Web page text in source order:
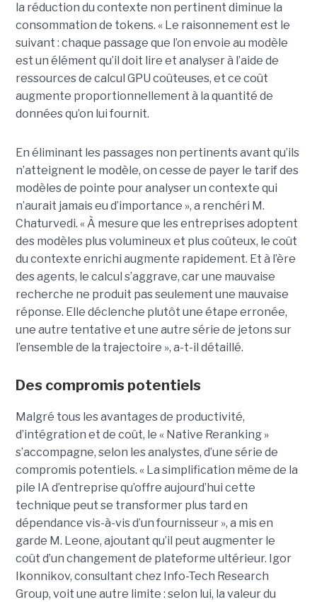
la réduction du contexte non pertinent diminue la
consommation de tokens. « Le raisonnement est le
suivant : chaque passage que l’on envoie au modèle
est un élément qu’il doit lire et analyser à l’aide de
ressources de calcul GPU coûteuses, et ce coût
augmente proportionnellement à la quantité de
données qu’on lui fournit.
En éliminant les passages non pertinents avant qu’ils
n’atteignent le modèle, on cesse de payer le tarif des
modèles de pointe pour analyser un contexte qui
n’aurait jamais eu d’importance », a renchéri M.
Chaturvedi. « À mesure que les entreprises adoptent
des modèles plus volumineux et plus coûteux, le coût
du contexte enrichi augmente rapidement. Et à l’ère
des agents, le calcul s’aggrave, car une mauvaise
recherche ne produit pas seulement une mauvaise
réponse. Elle déclenche plutôt une étape erronée,
une autre tentative et une autre série de jetons sur
l’ensemble de la trajectoire », a-t-il détaillé.
Des compromis potentiels
Malgré tous les avantages de productivité,
d’intégration et de coût, le « Native Reranking »
s’accompagne, selon les analystes, d’une série de
compromis potentiels. « La simplification même de la
pile IA d’entreprise qu’offre aujourd’hui cette
technique peut se transformer plus tard en
dépendance vis-à-vis d’un fournisseur », a mis en
garde M. Leone, ajoutant qu’il peut augmenter le
coût d’un changement de plateforme ultérieur. Igor
Ikonnikov, consultant chez Info-Tech Research
Group, voit une autre limite : selon lui, la valeur du